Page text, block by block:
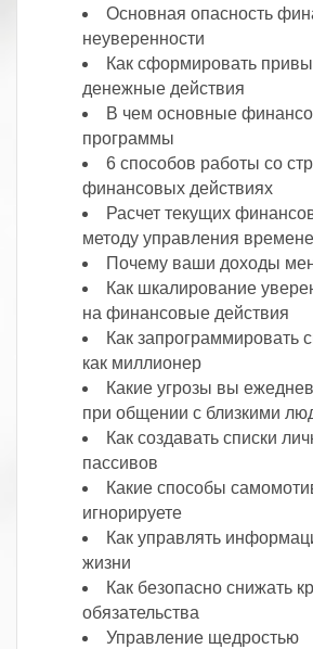
Основная опасность
неуверенности
Как сформировать
денежные действия
В чем основные
программы
6 способов работы со
финансовых действиях
Расчет текущих
методу управления
Почему ваши доходы
Как шкалирование
на финансовые действия
Как запрограммировать
как миллионер
Какие угрозы вы
при общении с близкими
Как создавать списки
пассивов
Какие способы
игнорируете
Как управлять
жизни
Как безопасно снижать
обязательства
Управление щедростью